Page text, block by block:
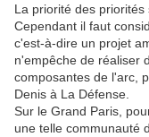
La priorité des priorités
Cependant il faut
c'est-à-dire un projet
n'empêche de réaliser
composantes de l'arc,
Denis à La Défense.
Sur le Grand Paris,
une telle communauté